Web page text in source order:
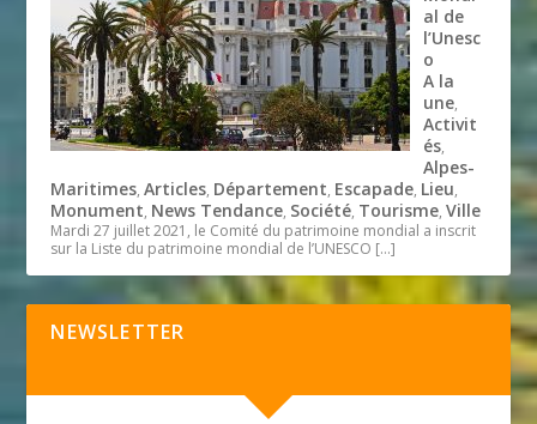
al de
l’Unesc
o
A la
une,
Activit
és,
Alpes-
Maritimes,Articles, Département, Escapade, Lieu,
Monument, News Tendance, Société, Tourisme,Ville
Mardi 27 juillet 2021, le Comité du patrimoine mondial a inscrit
sur la Liste du patrimoine mondial de l’UNESCO […]
NEWSLETTER